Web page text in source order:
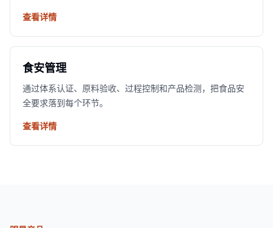
查看详情
食安管理
通过体系认证、原料验收、过程控制和产品检测，把食品安
全要求落到每个环节。
查看详情